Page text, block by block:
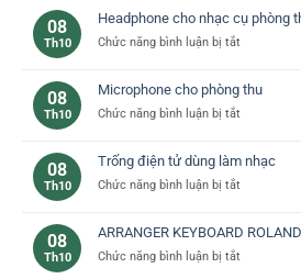
bạn
model
Piano
Yamaha
Kawai
rẻ
08
Th10
Headphone cho nhạc cụ phòng
Chức năng bình luận bị tắtở
nhạc
cụ
thu
08
Th10
Microphone cho phòng thu
Chức năng bình luận bị tắtở
phòng
thu
08
Th10
Trống điện tử dùng làm nhạc
Chức năng bình luận bị tắtở
tử
dùng
08
Th10
ARRANGER KEYBOARD
Chức năng bình luận bị tắtở